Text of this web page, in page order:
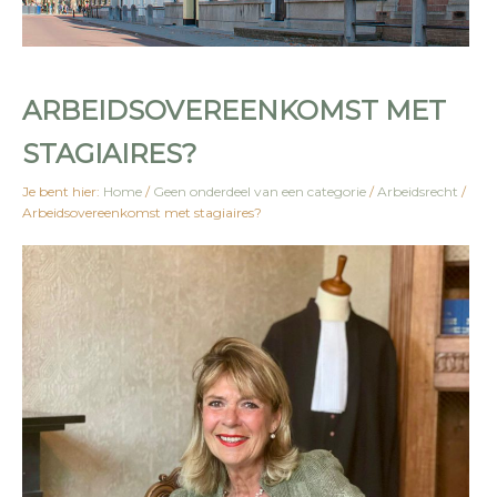
ARBEIDSOVEREENKOMST MET
STAGIAIRES?
Je bent hier: Home / Geen onderdeel van een categorie / Arbeidsrecht /
Arbeidsovereenkomst met stagiaires?